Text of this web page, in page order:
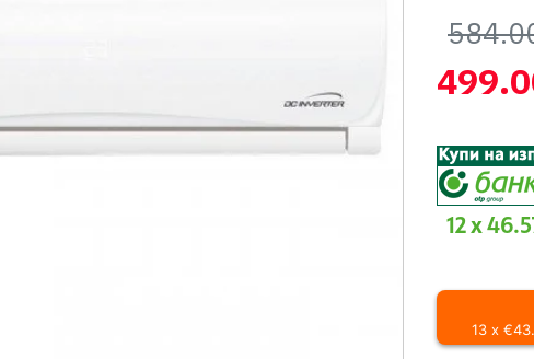
12 x
13 x